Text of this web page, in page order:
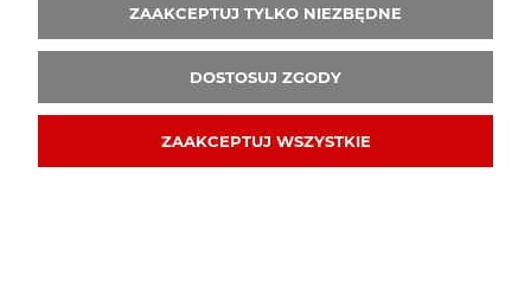
ZAAKCEPTUJ TYLKO NIEZBĘDNE
DOSTOSUJ ZGODY
ZAAKCEPTUJ WSZYSTKIE